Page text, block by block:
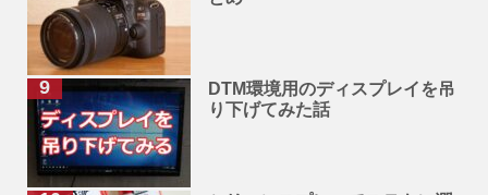
DTM環境用のディスプレイを吊
り下げてみた話